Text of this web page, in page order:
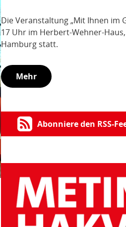
Die Veranstaltung „Mit Ihnen im
17 Uhr im Herbert-Wehner-
Hamburg statt.
Mehr
Abonniere den RSS-